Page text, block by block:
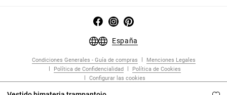
España
Condiciones Generales - Guía de compras
Menciones Legales
Política de Confidencialidad
Política de Cookies
Configurar las cookies
Copyright © 2026 Claudie Pierlot. Todos los derechos reservados.